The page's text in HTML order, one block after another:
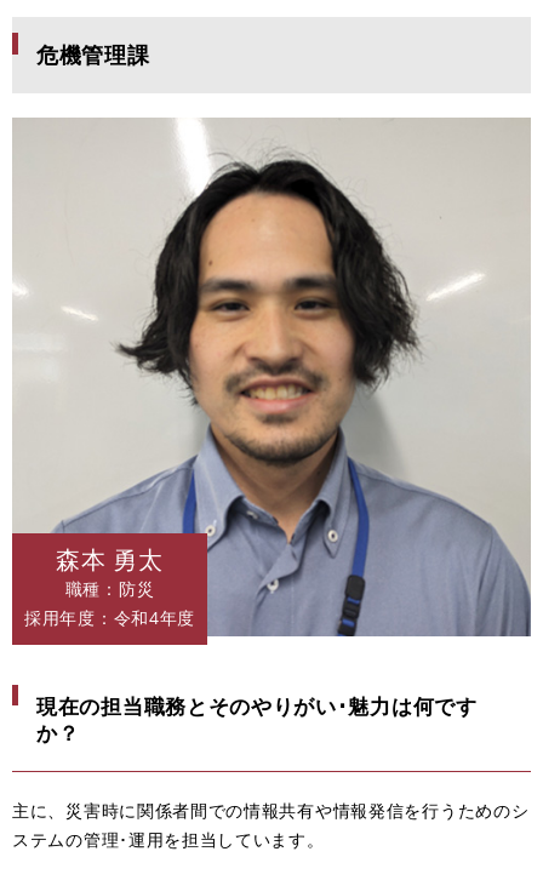
危機管理課
森本 勇太
職種：防災
採用年度：令和4年度
現在の担当職務とそのやりがい･魅力は何です
か？
主に、災害時に関係者間での情報共有や情報発信を行うためのシ
ステムの管理･運用を担当しています。